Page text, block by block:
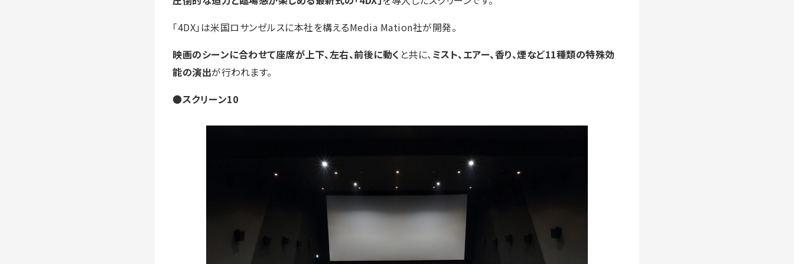
「4DX」は米国ロサンゼルスに本社を構えるMedia Mation社が開発。
映画のシーンに合わせて座席が上下、左右、前後に動く と共に、ミスト、エアー、香り、煙など11種類の特殊効
能の演出が行われます。
●スクリーン10